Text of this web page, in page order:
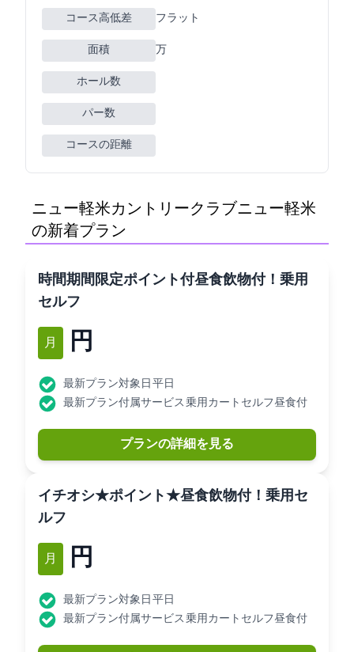
コース高低差 フラット
面積 150万m2
ホール数
パー数
コースの距離
ニュー軽米カントリークラブ(ニュー軽米CC)
の新着プラン
[80時間]期間限定ポイント付/昼食+飲物付！乗用
セルフ
11月 8,230円
最新プラン対象日: 平日
最新プラン付属サービス: 乗用カートセルフ昼食付
プランの詳細を見る
[イチオシ]★ポイントUP★昼食+飲物付！乗用セ
ルフ
11月 8,230円
最新プラン対象日: 平日
最新プラン付属サービス: 乗用カートセルフ昼食付